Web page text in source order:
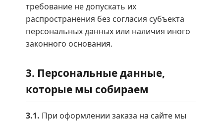
требование не допускать их
распространения без согласия субъекта
персональных данных или наличия иного
законного основания.
3. Персональные данные,
которые мы собираем
3.1. При оформлении заказа на сайте мы